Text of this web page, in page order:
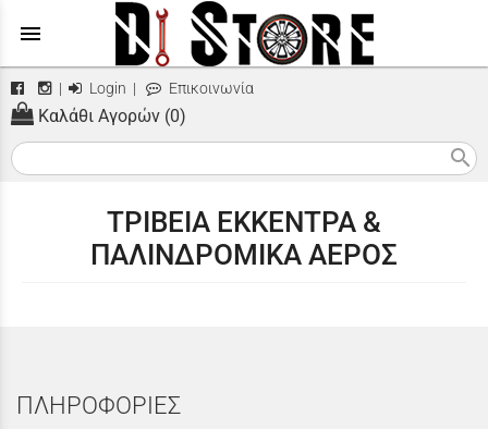
menu
| Login | Επικοινωνία
Καλάθι Αγορών (0)
search
ΤΡΙΒΕΙΑ ΕΚΚΕΝΤΡΑ &
ΠΑΛΙΝΔΡΟΜΙΚΑ ΑΕΡΟΣ
ΠΛΗΡΟΦΟΡΙΕΣ